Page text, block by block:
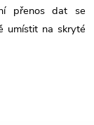
přenos dat se
umístit na skryté